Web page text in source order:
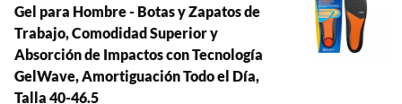
Gel para Hombre - Botas y Zapatos de
Trabajo, Comodidad Superior y
Absorción de Impactos con Tecnología
GelWave, Amortiguación Todo el Día,
Talla 40-46.5